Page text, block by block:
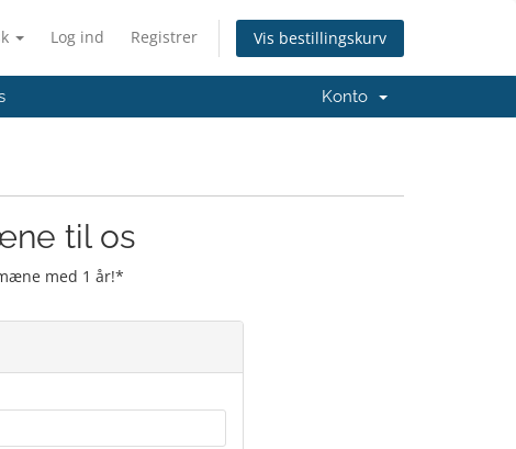
Log ind Registrer Vis bestillingskurv
Konto
til os
med 1 år!*